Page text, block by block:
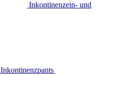
Inkontinenzein- und
Inkontinenzpants